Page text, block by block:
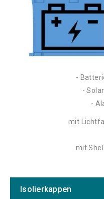
-
-
-
mit
mit
Isolierkappen